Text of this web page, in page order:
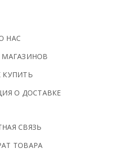
НАС
МАГАЗИНОВ
КУПИТЬ
О ДОСТАВКЕ
СВЯЗЬ
ТОВАРА